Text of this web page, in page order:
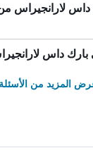
لارانجيراس
داس
المزيد من